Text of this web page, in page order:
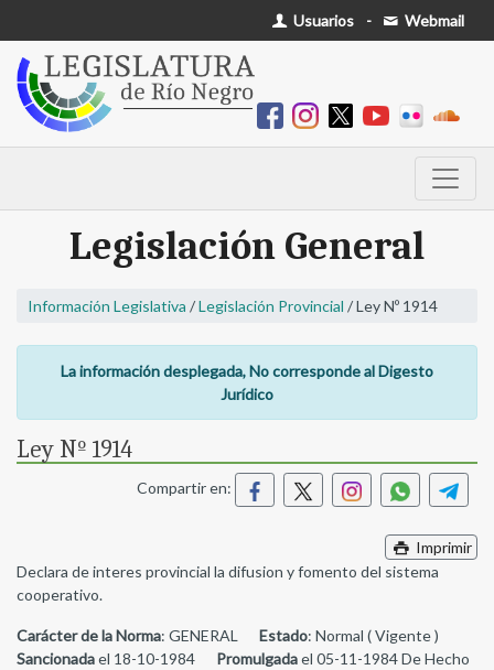
Usuarios - Webmail
Legislación General
Información Legislativa /Legislación Provincial / Ley Nº 1914
La información desplegada, No corresponde al Digesto
Jurídico
Ley Nº 1914
Compartir en:
Imprimir
Declara de interes provincial la difusion y fomento del sistema
cooperativo.
Carácter de la Norma: GENERAL Estado: Normal ( Vigente )
Sancionadael 18-10-1984 Promulgadael 05-11-1984 De Hecho